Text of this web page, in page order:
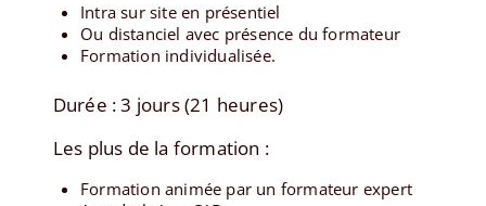
Intra sur site en présentiel
Ou distanciel avec présence du formateur
Formation individualisée.
Durée : 3 jours (21 heures)
Les plus de la formation :
Formation animée par un formateur expert